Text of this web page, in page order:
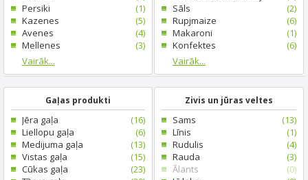
Persiki
(1)
Kazenes
(5)
Avenes
(4)
Mellenes
(3)
Vairāk...
Sāls
(2)
Rupjmaize
(6)
Makaroni
(1)
Konfektes
(6)
Vairāk...
Gaļas produkti
Jēra gaļa
(16)
Liellopu gaļa
(6)
Medijuma gaļa
(13)
Vistas gaļa
(15)
Cūkas gaļa
(23)
Zivis un jūras veltes
Sams
(13)
Līnis
(1)
Rudulis
(4)
Rauda
(3)
Ālants
(0)